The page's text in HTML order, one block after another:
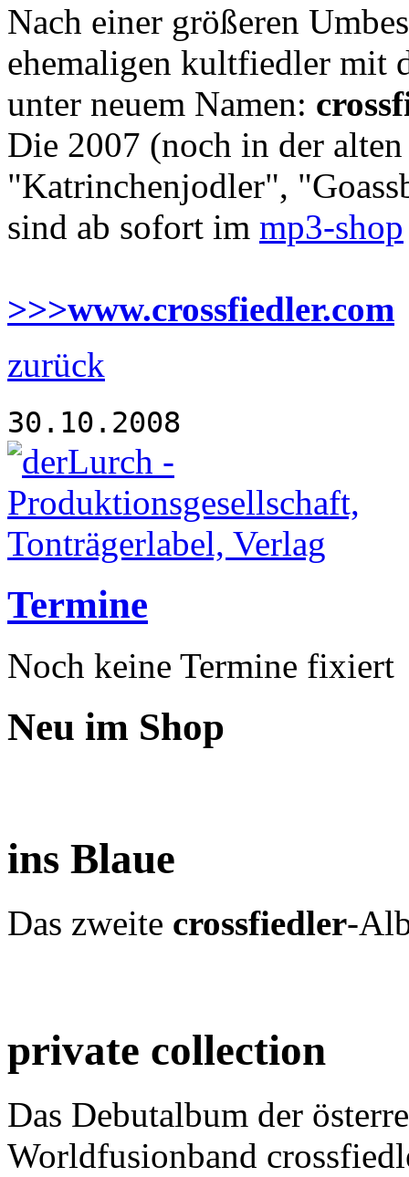
Nach einer größeren
ehemaligen kultfiedler mit
unter neuem Namen:
Die 2007 (noch in der
"Katrinchenjodler",
sind ab sofort im mp3-shop
>>>www.crossfiedler.com
zurück
30.10.2008
Termine
Noch keine Termine fixiert
Neu im Shop
ins Blaue
Das zweite crossfiedler-
private collection
Das Debutalbum der
Worldfusionband